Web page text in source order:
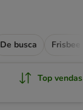
De busca Frisbee
Top vendas